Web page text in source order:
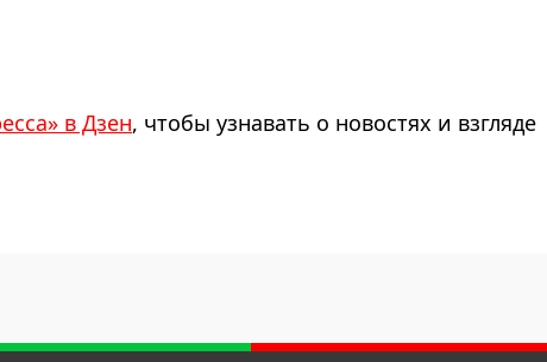
в Дзен, чтобы узнавать о новостях и взгляде